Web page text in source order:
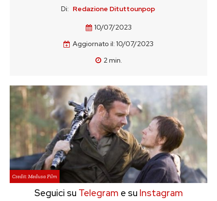
Di: Redazione Dituttounpop
10/07/2023
Aggiornato il: 10/07/2023
2min.
Credit: Medusa Film
Seguici su Telegram e su Instagram